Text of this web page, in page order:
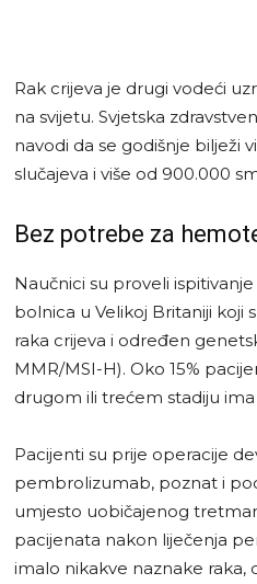
Rak crijeva je drugi vodeći
na svijetu. Svjetska
navodi da se godišnje bilježi
slučajeva i više od 900.000
Bez potrebe za
Naučnici su proveli
bolnica u Velikoj Britaniji koji
raka crijeva i određen
MMR/MSI-H). Oko 15%
drugom ili trećem stadiju
Pacijenti su prije operacije
pembrolizumab, poznat i
umjesto uobičajenog
pacijenata nakon liječenja
imalo nikakve naznake raka,